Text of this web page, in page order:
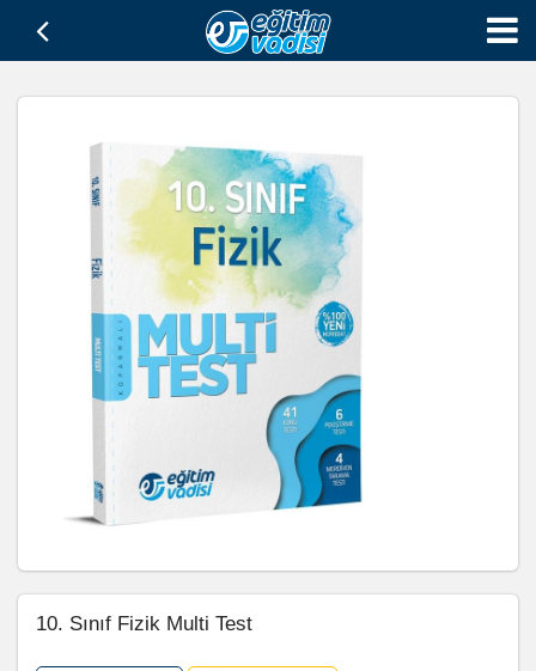
10. Sınıf Fizik Multi Test